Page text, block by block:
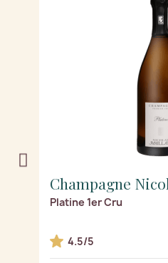
Champagne
Platine 1er Cru
4.5/5